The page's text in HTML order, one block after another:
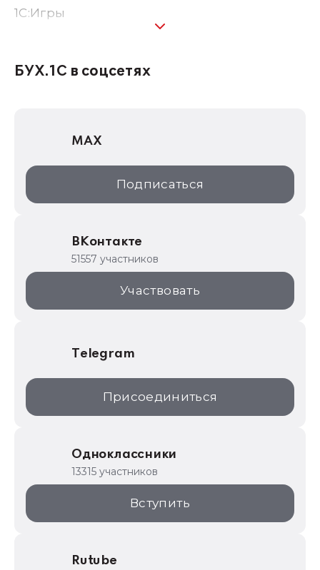
1C:Игры
1С:Консалтинг
1С:Дистрибьюция
1С:Образование
ИТС.1C.ru
1С:Торговая площадка
БУХ.1С в соцсетях
MAX
Подписаться
ВКонтакте
51557 участников
Участвовать
Telegram
Присоединиться
Одноклассники
13315 участников
Вступить
Rutube